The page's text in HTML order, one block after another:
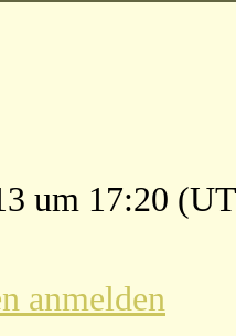
um 17:20
anmelden